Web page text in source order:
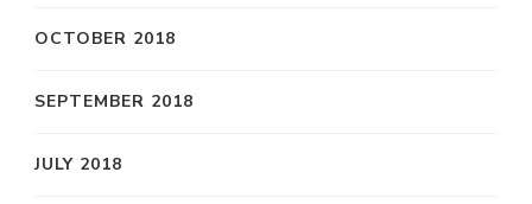
OCTOBER 2018
SEPTEMBER 2018
JULY 2018